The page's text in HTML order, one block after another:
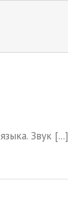
Звук [...]